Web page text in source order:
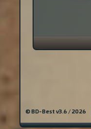
© BD-Best v3.6 / 2026